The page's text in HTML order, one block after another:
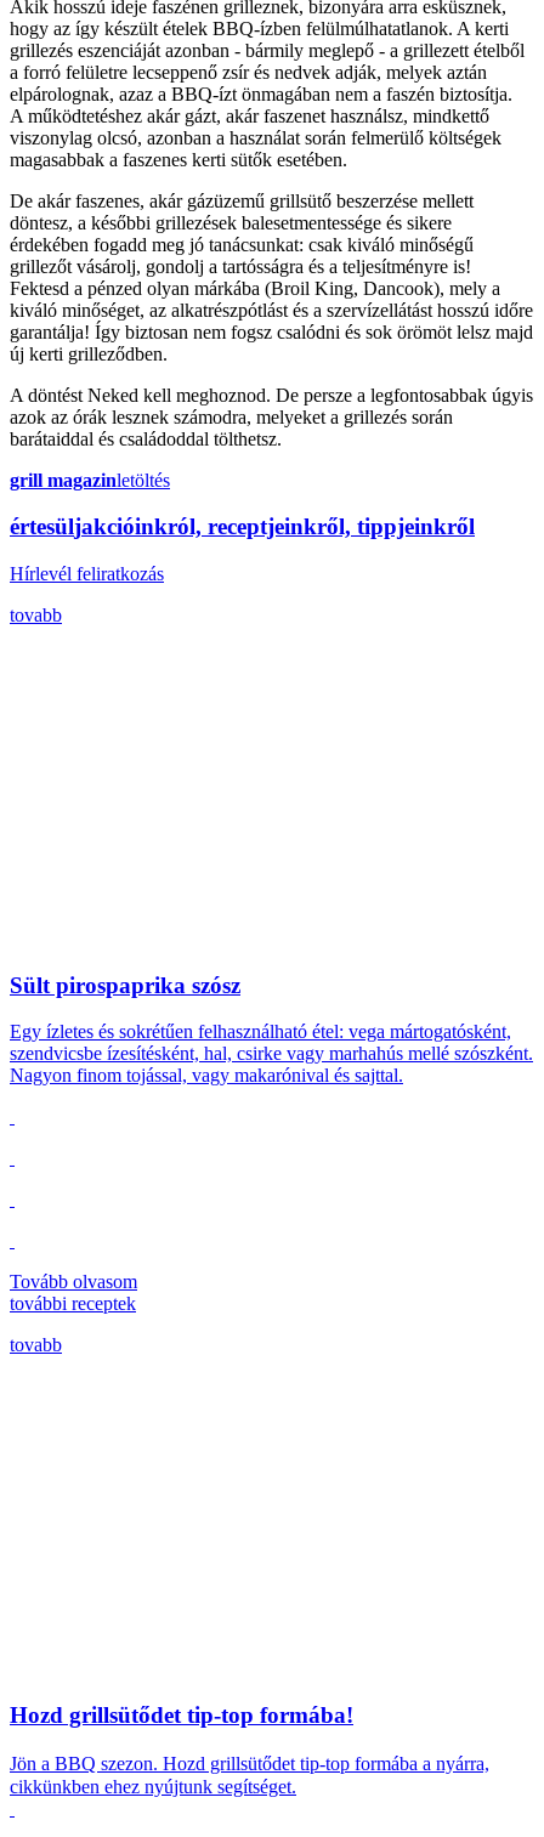
Akik hosszú ideje faszénen grilleznek, bizonyára arra esküsznek,
hogy az így készült ételek BBQ-ízben felülmúlhatatlanok. A kerti
grillezés eszenciáját azonban - bármily meglepő - a grillezett ételből
a forró felületre lecseppenő zsír és nedvek adják, melyek aztán
elpárolognak, azaz a BBQ-ízt önmagában nem a faszén biztosítja.
A működtetéshez akár gázt, akár faszenet használsz, mindkettő
viszonylag olcsó, azonban a használat során felmerülő költségek
magasabbak a faszenes kerti sütők esetében.
De akár faszenes, akár gázüzemű grillsütő beszerzése mellett
döntesz, a későbbi grillezések balesetmentessége és sikere
érdekében fogadd meg jó tanácsunkat: csak kiváló minőségű
grillezőt vásárolj, gondolj a tartósságra és a teljesítményre is!
Fektesd a pénzed olyan márkába (Broil King, Dancook), mely a
kiváló minőséget, az alkatrészpótlást és a szervízellátást hosszú időre
garantálja! Így biztosan nem fogsz csalódni és sok örömöt lelsz majd
új kerti grilleződben.
A döntést Neked kell meghoznod. De persze a legfontosabbak úgyis
azok az órák lesznek számodra, melyeket a grillezés során
barátaiddal és családoddal tölthetsz.
grill magazinletöltés
értesüljakcióinkról, receptjeinkről, tippjeinkről
Hírlevél feliratkozás
tovabb
Sült pirospaprika szósz
Egy ízletes és sokrétűen felhasználható étel: vega mártogatósként,
szendvicsbe ízesítésként, hal, csirke vagy marhahús mellé szószként.
Nagyon finom tojással, vagy makarónival és sajttal.
Tovább olvasom
további receptek
tovabb
Hozd grillsütődet tip-top formába!
Jön a BBQ szezon. Hozd grillsütődet tip-top formába a nyárra,
cikkünkben ehez nyújtunk segítséget.